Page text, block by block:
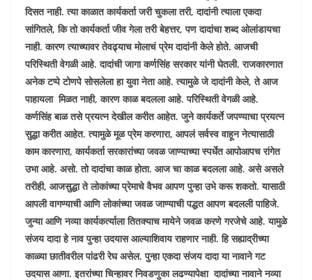
दिसत नाही. त्या काळात कार्यकर्ता जरी चुकला तरी, दादांनी त्याला एकदा
सांगितले, कि तो कार्यकर्ता जीव गेला तरी बेहत्तर, पण दादांचा शब्द ओलांडायचा
नाही. कारण त्याच्यावर तेवढ्याच मोलाचं प्रेम दादांनी केले होते. आजची
परिस्थिती वेगळी आहे. दादांची जागा कर्णसिंह सरकार यांनी घेतली. राजकारणात
अनेक टप्पे टोणपे सोसलेला हा युवा नेता आहे. त्यामुळे जे दादांनी केले, ते आज
पाहायला मिळत नाही, कारण काळ बदलला आहे. परिस्थिती वेगळी आहे.
कर्णसिंह बाळ तसे प्रयत्न देखील करीत आहेत. जुने कार्यकर्ते जपण्याचा प्रयत्न
सुद्धा करीत आहेत. त्यामुळे मूळ प्रेम करणारा, आपलं सर्वस्व वाहून नेत्यासाठी
काम कारणारा, कार्यकर्ता सरकारांच्या जवळ जाण्याच्या स्पर्धेत आपोआपच रांगेत
उभा आहे. असो. तो दादांचा काळ होता. आज चा काळ बदलला आहे. असे असले
तरीही, आजसुद्धा ते लोकांच्या प्रेमाचे वैभव आपण पुन्हा उभे करू शकतो. यासाठी
आपली वागण्याची आणि लोकांच्या जवळ जाण्याची पद्धत आपण बदलली पाहिजे.
जुन्या आणि नव्या कार्यकर्त्याला तितक्याच मायेने जवळ करणे गरजेचे आहे. यामुळे
संजय दादा हे नाव पुन्हा उदयास आल्याशिवाय राहणार नाही. हि सह्याद्रीच्या
काळ्या छातीवरील पांढरी रेघ असेल. पुन्हा एकदा संजय दादा या नावाने गट
उदयास आणा. इतरांच्या चिन्हावर निवडणुका लढण्यापेक्षा दादांच्या नावाने नव्या